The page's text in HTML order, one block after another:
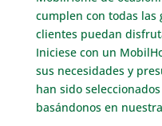
cumplen con todas
clientes puedan
Iniciese con un
sus necesidades y
han sido
basándonos en